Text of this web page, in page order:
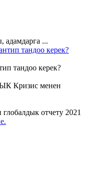
адамдарга ...
тандоо керек?
менен
отчету 2021